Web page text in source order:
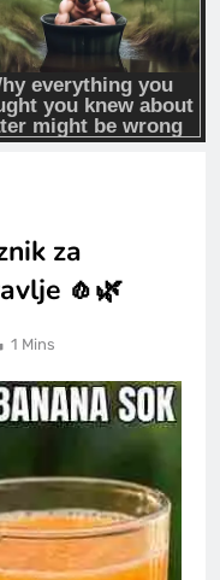
za
🧄🌿
1 Mins